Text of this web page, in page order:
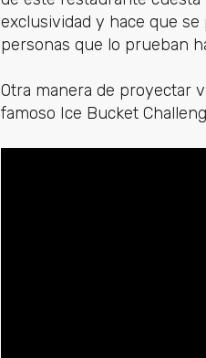
exclusividad y hace que
personas que lo prueban
Otra manera de proyectar
famoso Ice Bucket